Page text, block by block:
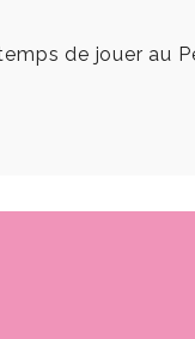
de jouer au